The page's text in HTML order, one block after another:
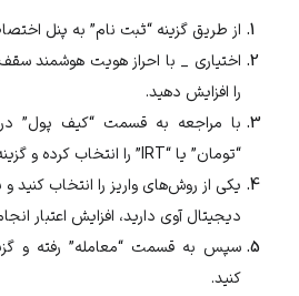
از طریق گزینه “ثبت نام” به پنل
اختیاری _ با احراز هویت هوشمند
را افزایش دهید.
با مراجعه به قسمت “کیف پول”
“تومان” یا “IRT” را انتخاب کرده و گزینه “واریز” را بزنید.
یکی از روش‌های واریز را انتخاب کنید
دیجیتال آوی دارید، افزایش اعتبار
سپس به قسمت “معامله” رفته و
کنید.